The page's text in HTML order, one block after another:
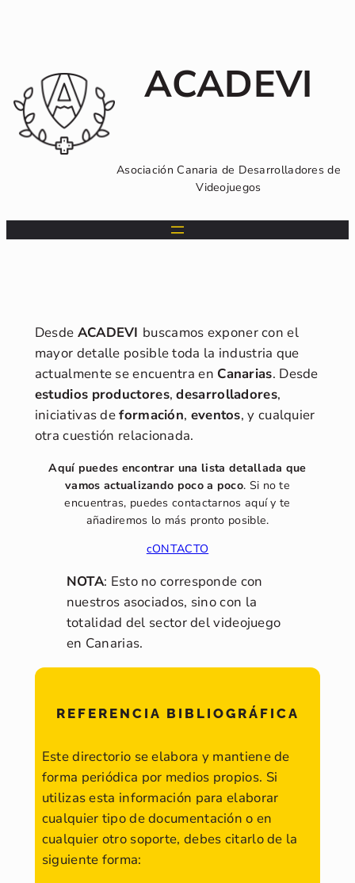
ACADEVI
Asociación Canaria de Desarrolladores de
Videojuegos
Desde ACADEVI buscamos exponer con el
mayor detalle posible toda la industria que
actualmente se encuentra en Canarias. Desde
estudios productores,desarrolladores,
iniciativas deformación, eventos, y cualquier
otra cuestión relacionada.
Aquí puedes encontrar una lista detallada que
vamos actualizando poco a poco. Si no te
encuentras, puedes contactarnos aquí y te
añadiremos lo más pronto posible.
cONTACTO
NOTA: Esto no corresponde con
nuestros asociados, sino con la
totalidad del sector del videojuego
en Canarias.
REFERENCIA BIBLIOGRÁFICA
Este directorio se elabora y mantiene de
forma periódica por medios propios. Si
utilizas esta información para elaborar
cualquier tipo de documentación o en
cualquier otro soporte, debes citarlo de la
siguiente forma: